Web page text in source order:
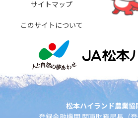
サイトマップ
このサイトについて
松本ハイランド農業協